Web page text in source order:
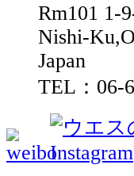
Rm101 1-
Nishi-
Japan
TEL：06-